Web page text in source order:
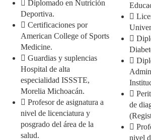
Diplomado en Nutrición
Deportiva.
Certificaciones por
American College of Sports
Medicine.
Guardias y suplencias
Hospital de alta
especialidad ISSSTE,
Morelia Michoacán.
Profesor de asignatura a
nivel de licenciatura y
posgrado del área de la
salud.
de
nivel